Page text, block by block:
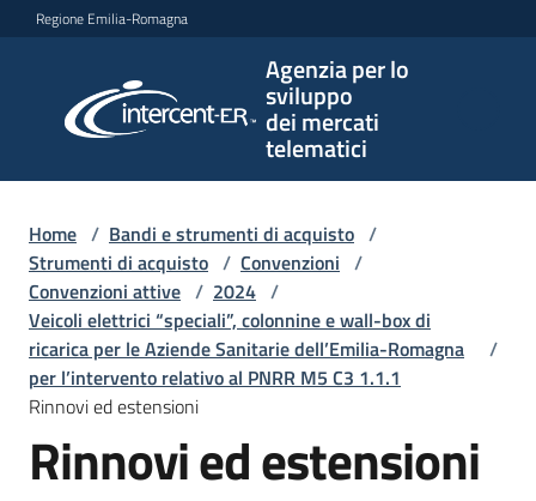
Vai al contenuto
Vai alla navigazione
Vai al footer
Regione Emilia-Romagna
Agenzia per lo
sviluppo
dei mercati
telematici
per lo
sviluppo
telematici
L'Agenzia
Bandi
e
Home / Bandi e strumenti di acquisto /
Strumenti di acquisto / Convenzioni /
Convenzioni attive / 2024 /
Veicoli elettrici “speciali”, colonnine e wall-box di
ricarica per le Aziende Sanitarie dell’Emilia-Romagna
per l’intervento relativo al PNRR M5 C3 1.1.1
/
Rinnovi ed estensioni
Rinnovi ed estensioni